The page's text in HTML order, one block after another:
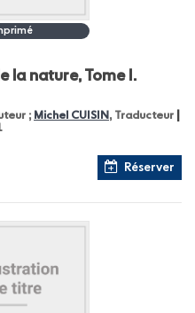
la nature, Tome I.
; Michel CUISIN , Traducteur
Réserver